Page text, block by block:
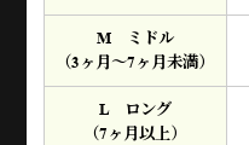
M ミドル
（3ヶ月～7ヶ月未満）
L ロング
（7ヶ月以上）